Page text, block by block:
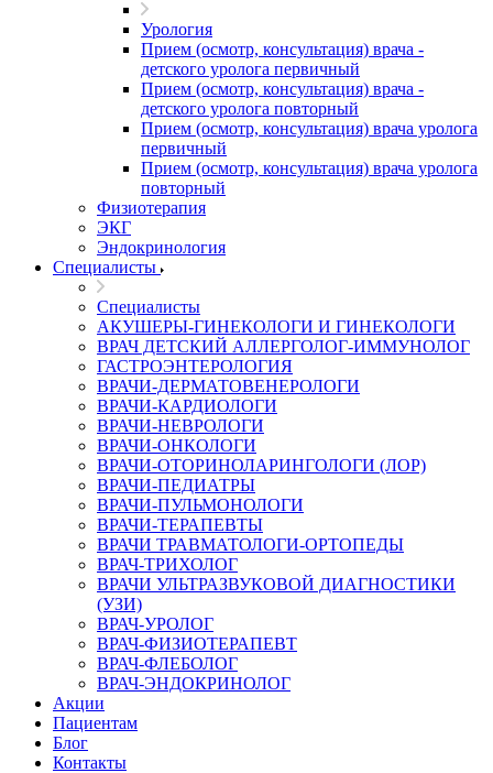
Урология
Прием (осмотр, консультация) врача -
детского уролога первичный
Прием (осмотр, консультация) врача -
детского уролога повторный
Прием (осмотр, консультация) врача уролога
первичный
Прием (осмотр, консультация) врача уролога
повторный
Физиотерапия
ЭКГ
Эндокринология
Специалисты
Специалисты
АКУШЕРЫ-ГИНЕКОЛОГИ И ГИНЕКОЛОГИ
ВРАЧ ДЕТСКИЙ АЛЛЕРГОЛОГ-ИММУНОЛОГ
ГАСТРОЭНТЕРОЛОГИЯ
ВРАЧИ-ДЕРМАТОВЕНЕРОЛОГИ
ВРАЧИ-КАРДИОЛОГИ
ВРАЧИ-НЕВРОЛОГИ
ВРАЧИ-ОНКОЛОГИ
ВРАЧИ-ОТОРИНОЛАРИНГОЛОГИ (ЛОР)
ВРАЧИ-ПЕДИАТРЫ
ВРАЧИ-ПУЛЬМОНОЛОГИ
ВРАЧИ-ТЕРАПЕВТЫ
ВРАЧИ ТРАВМАТОЛОГИ-ОРТОПЕДЫ
ВРАЧ-ТРИХОЛОГ
ВРАЧИ УЛЬТРАЗВУКОВОЙ ДИАГНОСТИКИ
(УЗИ)
ВРАЧ-УРОЛОГ
ВРАЧ-ФИЗИОТЕРАПЕВТ
ВРАЧ-ФЛЕБОЛОГ
ВРАЧ-ЭНДОКРИНОЛОГ
Акции
Пациентам
Блог
Контакты